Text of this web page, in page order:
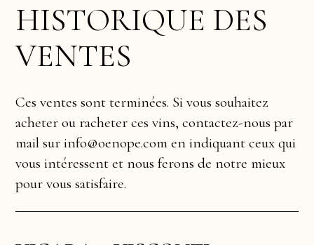
HISTORIQUE DES
VENTES
Ces ventes sont terminées. Si vous souhaitez
acheter ou racheter ces vins, contactez-nous par
mail sur info@oenope.com en indiquant ceux qui
vous intéressent et nous ferons de notre mieux
pour vous satisfaire.